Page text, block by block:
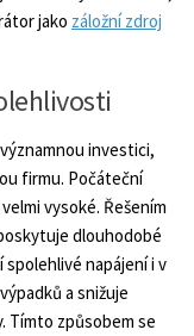
jako záložní zdroj
investici,
firmu. Počáteční
vysoké. Řešením
dlouhodobé
spolehlivé napájení i v
a snižuje
Tímto způsobem se